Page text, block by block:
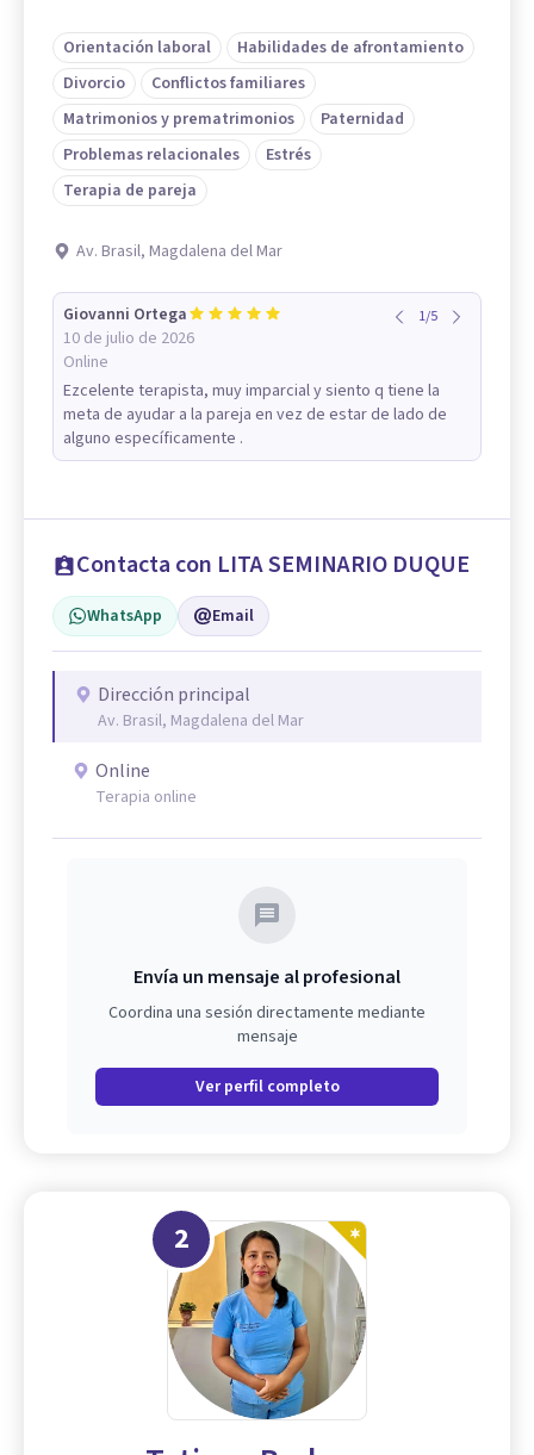
Orientación laboral
Habilidades de afrontamiento
Divorcio
Conflictos familiares
Matrimonios y prematrimonios
Paternidad
Problemas relacionales
Estrés
Terapia de pareja
Av. Brasil, Magdalena del Mar
Giovanni Ortega
10 de julio de 2026
Online
1/5
Ezcelente terapista, muy imparcial y siento q tiene la
meta de ayudar a la pareja en vez de estar de lado de
alguno específicamente .
Contacta con LITA SEMINARIO DUQUE
WhatsApp Email
Dirección principal
Av. Brasil, Magdalena del Mar
Online
Terapia online
Envía un mensaje al profesional
Coordina una sesión directamente mediante
mensaje
Ver perfil completo
2